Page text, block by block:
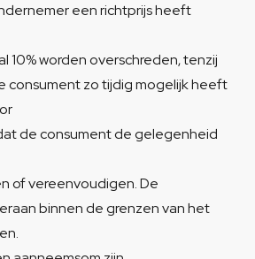
een richtprijs heeft
10% worden overschreden, tenzij
consument zo tijdig mogelijk heeft
de consument de gelegenheid
of vereenvoudigen. De
binnen de grenzen van het